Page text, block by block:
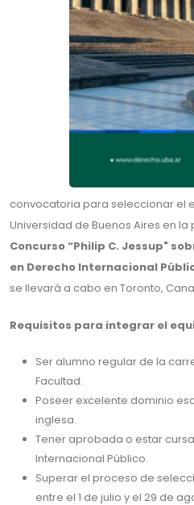
convocatoria para seleccionar el
Universidad de Buenos Aires en
Concurso “Philip C. Jessup"
en Derecho Internacional
se llevará a cabo en Toronto,
Requisitos para integrar el
Ser alumno regular de la
Facultad.
Poseer excelente dominio
inglesa.
Tener aprobada o estar
Internacional Público.
Superar el proceso de
entre el 1 de julio y el 29 de